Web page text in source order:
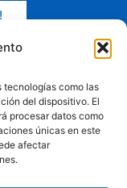
tecnologías como las
del dispositivo. El
procesar datos como
únicas en este
afectar
fachadas
pintura y bajantes
altura